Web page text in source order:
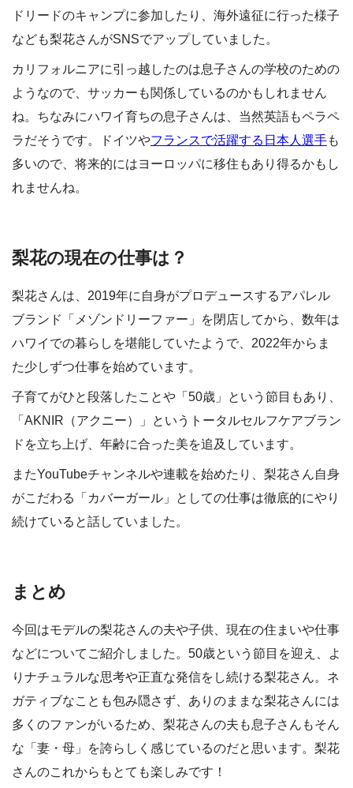
ドリードのキャンプに参加したり、海外遠征に行った様子
なども梨花さんがSNSでアップしていました。
カリフォルニアに引っ越したのは息子さんの学校のための
ようなので、サッカーも関係しているのかもしれません
ね。ちなみにハワイ育ちの息子さんは、当然英語もペラペ
ラだそうです。ドイツやフランスで活躍する日本人選手も
多いので、将来的にはヨーロッパに移住もあり得るかもし
れませんね。
梨花の現在の仕事は？
梨花さんは、2019年に自身がプロデュースするアパレル
ブランド「メゾンドリーファー」を閉店してから、数年は
ハワイでの暮らしを堪能していたようで、2022年からま
た少しずつ仕事を始めています。
子育てがひと段落したことや「50歳」という節目もあり、
「AKNIR（アクニー）」というトータルセルフケアブラン
ドを立ち上げ、年齢に合った美を追及しています。
またYouTubeチャンネルや連載を始めたり、梨花さん自身
がこだわる「カバーガール」としての仕事は徹底的にやり
続けていると話していました。
まとめ
今回はモデルの梨花さんの夫や子供、現在の住まいや仕事
などについてご紹介しました。50歳という節目を迎え、よ
りナチュラルな思考や正直な発信をし続ける梨花さん。ネ
ガティブなことも包み隠さず、ありのままな梨花さんには
多くのファンがいるため、梨花さんの夫も息子さんもそん
な「妻・母」を誇らしく感じているのだと思います。梨花
さんのこれからもとても楽しみです！